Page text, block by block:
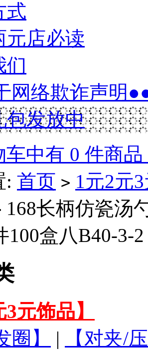
式
元店必读
们
网络欺诈声明
包发放中
车中有 0 件商
: 首页 > 1元2元
168长柄仿瓷汤
100盒八B40-3-2
3元饰品】
圈】
|
【对夹/